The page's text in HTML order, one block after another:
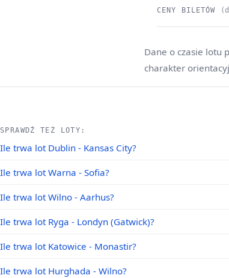
CENY BILETÓW
Dane o czasie lotu
charakter
SPRAWDŹ TEŻ LOTY:
Ile trwa lot Dublin - Kansas City?
Ile trwa lot Warna - Sofia?
Ile trwa lot Wilno - Aarhus?
Ile trwa lot Ryga - Londyn (Gatwick)?
Ile trwa lot Katowice - Monastir?
Ile trwa lot Hurghada - Wilno?